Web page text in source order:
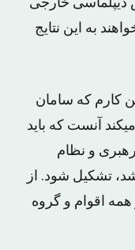
دیپلماسی خارجی
به این نتایج
کارم که سامان
میکند آنست که باید
و نظام
تشکیل شود. از
همه اقوام و گروه